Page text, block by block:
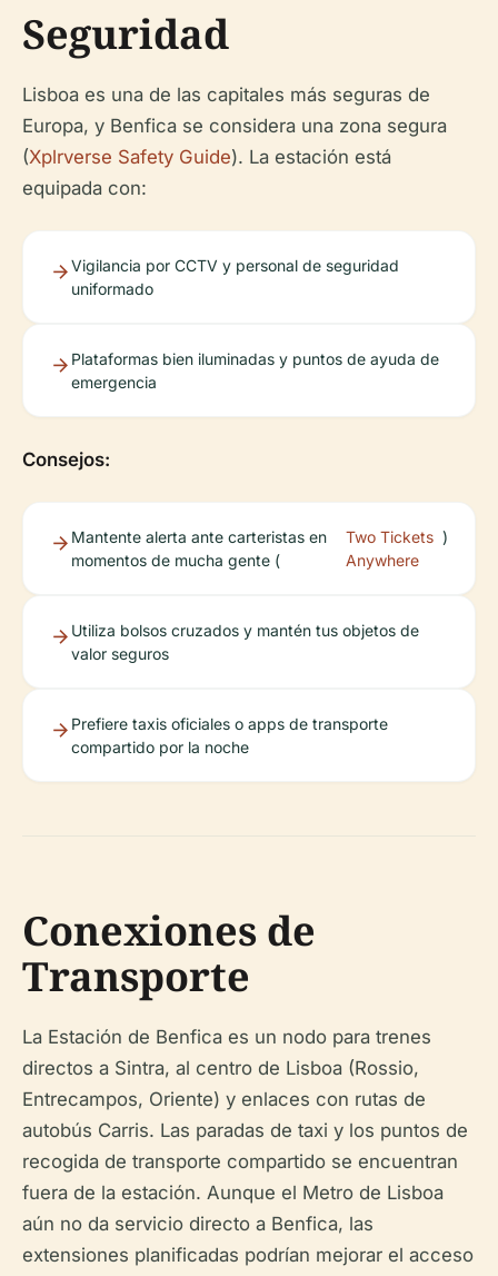
Seguridad
Lisboa es una de las capitales más seguras de
Europa, y Benfica se considera una zona segura
(Xplrverse Safety Guide). La estación está
equipada con:
Vigilancia por CCTV y personal de seguridad
uniformado
Plataformas bien iluminadas y puntos de ayuda de
emergencia
Consejos:
Mantente alerta ante carteristas en
momentos de mucha gente (
Two Tickets
Anywhere
)
Utiliza bolsos cruzados y mantén tus objetos de
valor seguros
Prefiere taxis oficiales o apps de transporte
compartido por la noche
Conexiones de
Transporte
La Estación de Benfica es un nodo para trenes
directos a Sintra, al centro de Lisboa (Rossio,
Entrecampos, Oriente) y enlaces con rutas de
autobús Carris. Las paradas de taxi y los puntos de
recogida de transporte compartido se encuentran
fuera de la estación. Aunque el Metro de Lisboa
aún no da servicio directo a Benfica, las
extensiones planificadas podrían mejorar el acceso